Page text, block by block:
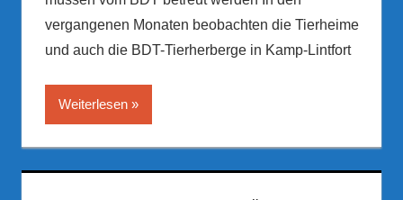
vergangenen Monaten beobachten die Tierheime
und auch die BDT-Tierherberge in Kamp-Lintfort
Weiterlesen